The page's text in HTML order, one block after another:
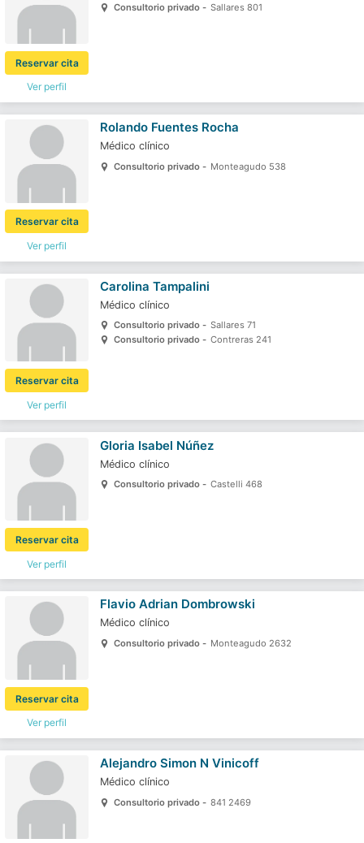
Ver perfil
Reservar cita
Consultorio privado - Sallares 801
Ver perfil
Reservar cita
Rolando Fuentes Rocha
Médico clínico
Consultorio privado - Monteagudo 538
Ver perfil
Reservar cita
Carolina Tampalini
Médico clínico
Consultorio privado - Sallares 71
Consultorio privado - Contreras 241
Ver perfil
Reservar cita
Gloria Isabel Núñez
Médico clínico
Consultorio privado - Castelli 468
Ver perfil
Reservar cita
Flavio Adrian Dombrowski
Médico clínico
Consultorio privado - Monteagudo 2632
Alejandro Simon N Vinicoff
Médico clínico
Consultorio privado - 841 2469